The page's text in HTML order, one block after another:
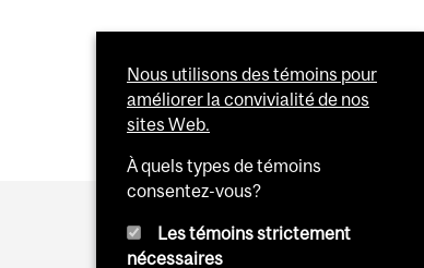
Nous utilisons des témoins pour
améliorer la convivialité de nos
sites Web.
À quels types de témoins
consentez-vous?
Les témoins strictement
nécessaires